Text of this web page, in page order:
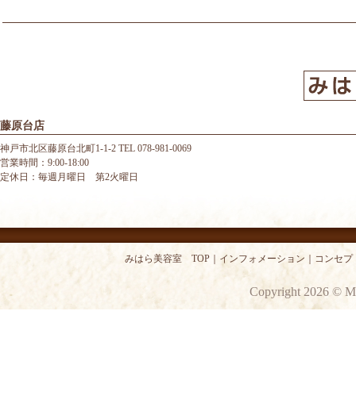
藤原台店
神戸市北区藤原台北町1-1-2 TEL 078-981-0069
営業時間：9:00-18:00
定休日：毎週月曜日 第2火曜日
みはら美容室 TOP インフォメーション コンセプ
Copyright 2026 ©